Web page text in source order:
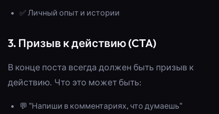
✅ Личный опыт и истории
3. Призыв к действию (CTA)
В конце поста всегда должен быть призыв к
действию. Что это может быть:
💬 "Напиши в комментариях, что думаешь"